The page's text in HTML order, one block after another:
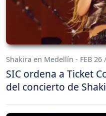
Shakira en Medellín - FEB 26
SIC ordena a Ticket
del concierto de